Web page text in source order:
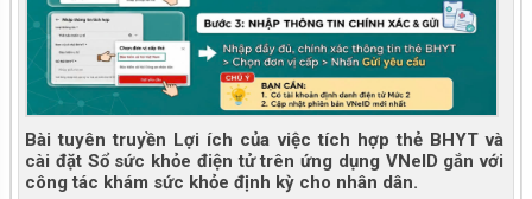
Bài tuyên truyền Lợi ích của việc tích hợp thẻ BHYT và
cài đặt Sổ sức khỏe điện tử trên ứng dụng VNeID gắn với
công tác khám sức khỏe định kỳ cho nhân dân.